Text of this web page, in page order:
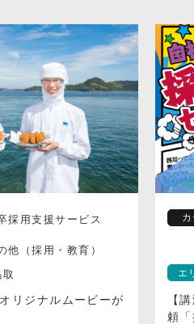
採用支援サービス
他（採用・教育）
リジナルムービーが
エ
【
頼